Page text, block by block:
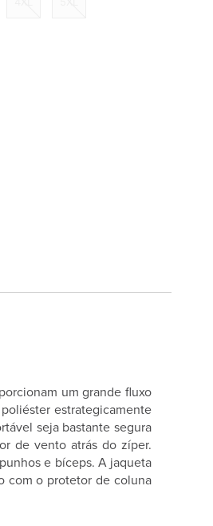
um grande fluxo
estrategicamente
seja bastante segura
de vento atrás do zíper.
e bíceps. A jaqueta
com o protetor de coluna